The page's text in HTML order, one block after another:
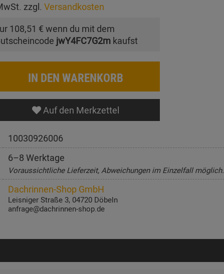
zzgl. Versandkosten
108,51 € wenn du mit dem
jwY4FC7G2mkaufst
IN DEN WARENKORB
Auf den Merkzettel
10030926006
6–8 Werktage
Voraussichtliche Lieferzeit, Abweichungen im Einzelfall möglich.
Dachrinnen-Shop GmbH
Leisniger Straße 3, 04720 Döbeln
anfrage@dachrinnen-shop.de